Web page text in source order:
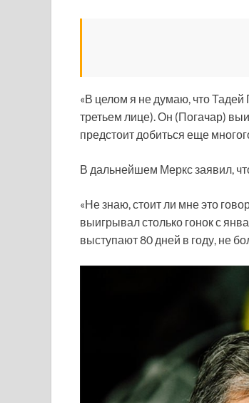
«В целом я не думаю, что
третьем лице). Он (Погачар)
предстоит добиться еще
В дальнейшем Меркс заявил,
«Не знаю, стоит ли мне это
выигрывал столько гонок с
выступают 80 дней в году, не